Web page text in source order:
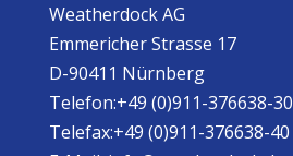
Weatherdock AG
Emmericher Strasse 17
D-90411 Nürnberg
Telefon:+49 (0)911-376638-30
Telefax:+49 (0)911-376638-40